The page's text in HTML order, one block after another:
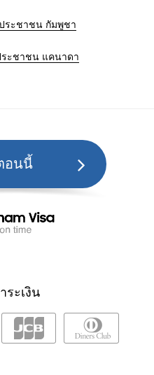
ระชาชน กัมพูชา
ะชาชน แคนาดา
อนนี้
ระเงิน